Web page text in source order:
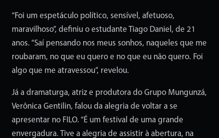
“Foi um espetáculo político, sensível, afetuoso,
maravilhoso”, definiu o estudante Tiago Daniel, de 21
anos. “Saí pensando nos meus sonhos, naqueles que me
roubaram, no que eu quero e no que eu não quero. Foi
algo que me atravessou”, revelou.
Já a dramaturga, atriz e produtora do Grupo Mungunzá,
Verônica Gentilin, falou da alegria de voltar a se
apresentar no FILO. “É um festival de uma grande
envergadura. Tive a alegria de assistir à abertura, na